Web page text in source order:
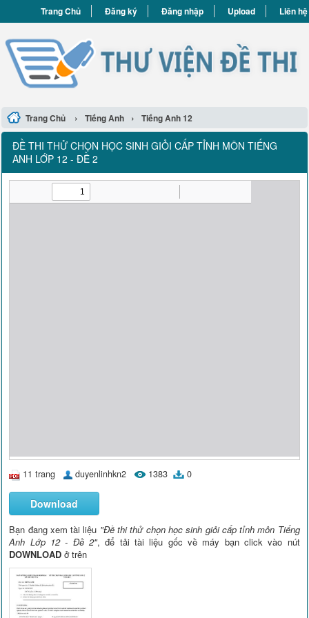
Trang Chủ Đăng ký Đăng nhập Upload Liên hệ
Trang Chủ › Tiếng Anh › Tiếng Anh 12
ĐỀ THI THỬ CHỌN HỌC SINH GIỎI CẤP TỈNH MÔN TIẾNG
ANH LỚP 12 - ĐỀ 2
11 trang duyenlinhkn2 1383 0
Download
Bạn đang xem tài liệu "Đề thi thử chọn học sinh giỏi cấp tỉnh môn Tiếng
Anh Lớp 12 - Đề 2", để tải tài liệu gốc về máy bạn click vào nút
DOWNLOAD ở trên